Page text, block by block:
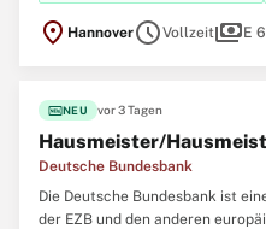
location_on HannoverscheduleVollzeitpaymentsE 6
fiber_newNEU vor 3 Tagen
Hausmeister/
Deutsche Bundesbank
Die Deutsche Bundesbank ist
der EZB und den anderen